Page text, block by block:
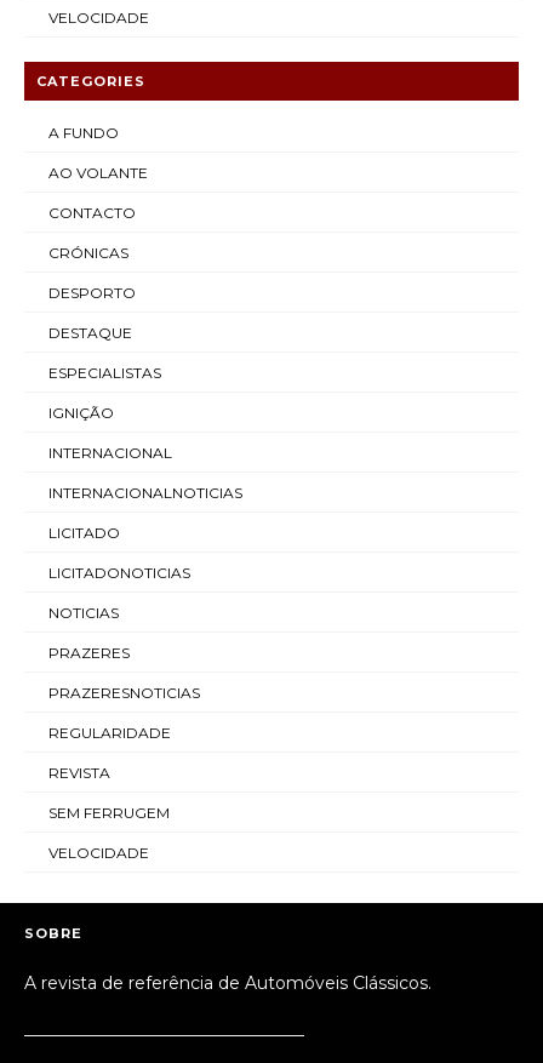
VELOCIDADE
CATEGORIES
A FUNDO
AO VOLANTE
CONTACTO
CRÓNICAS
DESPORTO
DESTAQUE
ESPECIALISTAS
IGNIÇÃO
INTERNACIONAL
INTERNACIONALNOTICIAS
LICITADO
LICITADONOTICIAS
NOTICIAS
PRAZERES
PRAZERESNOTICIAS
REGULARIDADE
REVISTA
SEM FERRUGEM
VELOCIDADE
SOBRE
A revista de referência de Automóveis Clássicos.